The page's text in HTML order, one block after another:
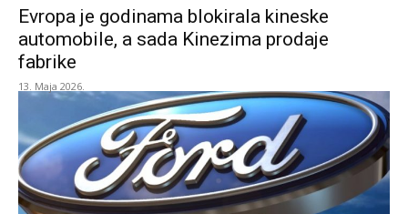
Evropa je godinama blokirala kineske
automobile, a sada Kinezima prodaje
fabrike
13. Maja 2026.